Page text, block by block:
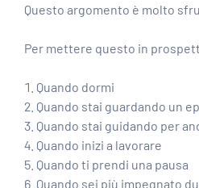
Questo argomento è molto
Per mettere questo in
Quando dormi
Quando stai guardando un
Quando stai guidando per
Quando inizi a lavorare
Quando ti prendi una pausa
Quando sei più impegnato